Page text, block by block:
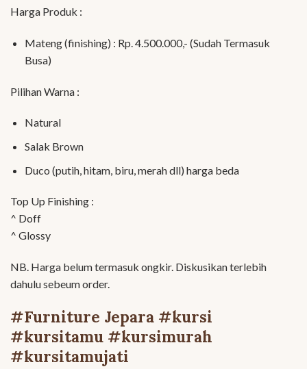
Harga Produk :
Mateng (finishing) : Rp. 4.500.000,- (Sudah Termasuk
Busa)
Pilihan Warna :
Natural
Salak Brown
Duco (putih, hitam, biru, merah dll) harga beda
Top Up Finishing :
^ Doff
^ Glossy
NB. Harga belum termasuk ongkir. Diskusikan terlebih
dahulu sebeum order.
#Furniture Jepara #kursi
#kursitamu #kursimurah
#kursitamujati